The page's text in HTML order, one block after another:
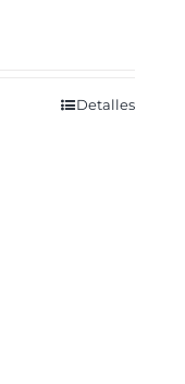
Detalles